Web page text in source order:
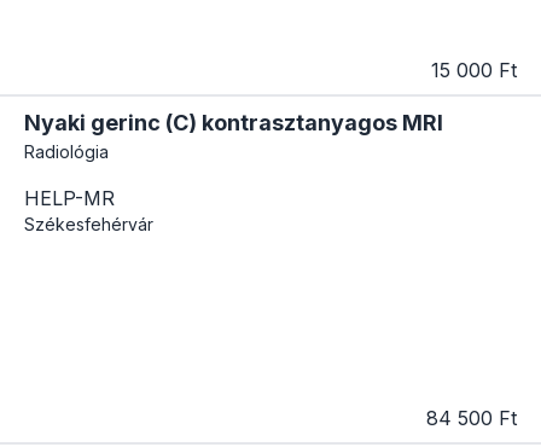
15 000 Ft
Nyaki gerinc (C) kontrasztanyagos MRI
Radiológia
HELP-MR
Székesfehérvár
84 500 Ft